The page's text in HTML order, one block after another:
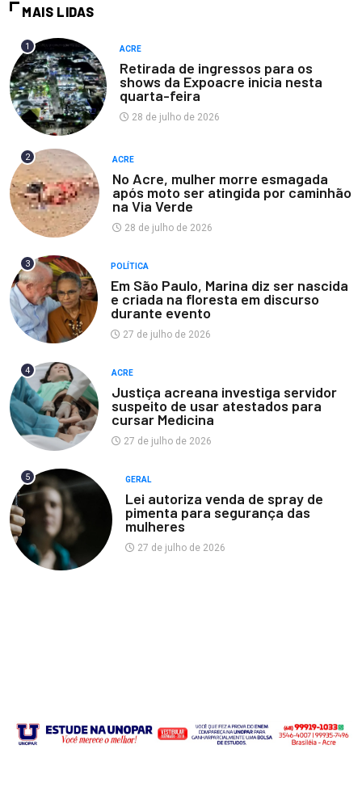
MAIS LIDAS
1 ACRE
Retirada de ingressos para os
shows da Expoacre inicia nesta
quarta-feira
28 de julho de 2026
2 ACRE
No Acre, mulher morre esmagada
após moto ser atingida por caminhão
na Via Verde
28 de julho de 2026
3 POLÍTICA
Em São Paulo, Marina diz ser nascida
e criada na floresta em discurso
durante evento
27 de julho de 2026
4 ACRE
Justiça acreana investiga servidor
suspeito de usar atestados para
cursar Medicina
27 de julho de 2026
5 GERAL
Lei autoriza venda de spray de
pimenta para segurança das
mulheres
27 de julho de 2026